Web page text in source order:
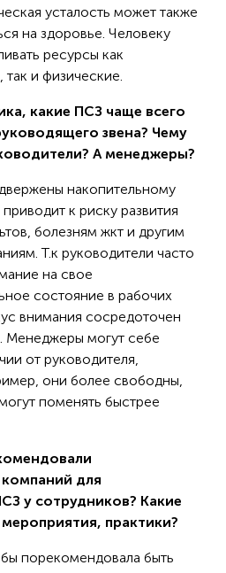
усталость может также
на здоровье. Человеку
ресурсы как
и физические.
какие ПСЗ чаще всего
звена? Чему
А менеджеры?
накопительному
к риску развития
болезням жкт и другим
Т.к руководители часто
на свое
состояние в рабочих
внимания сосредоточен
Менеджеры могут себе
от руководителя,
они более свободны,
поменять быстрее
для
у сотрудников? Какие
практики?
порекомендовала быть